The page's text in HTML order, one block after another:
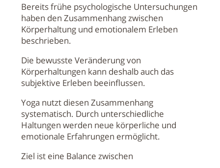
Bereits frühe psychologische Untersuchungen
haben den Zusammenhang zwischen
Körperhaltung und emotionalem Erleben
beschrieben.
Die bewusste Veränderung von
Körperhaltungen kann deshalb auch das
subjektive Erleben beeinflussen.
Yoga nutzt diesen Zusammenhang
systematisch. Durch unterschiedliche
Haltungen werden neue körperliche und
emotionale Erfahrungen ermöglicht.
Ziel ist eine Balance zwischen